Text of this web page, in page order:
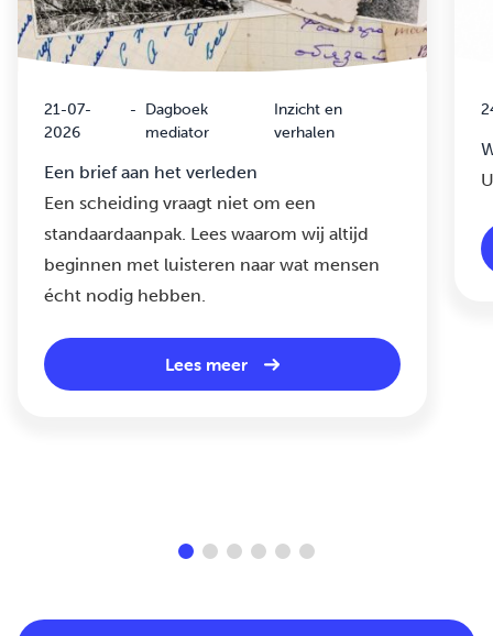
21-07-
2026
- Dagboek
mediator
Inzicht en
verhalen
Een brief aan het verleden
Een scheiding vraagt niet om een
standaardaanpak. Lees waarom wij altijd
beginnen met luisteren naar wat mensen
écht nodig hebben.
Lees meer